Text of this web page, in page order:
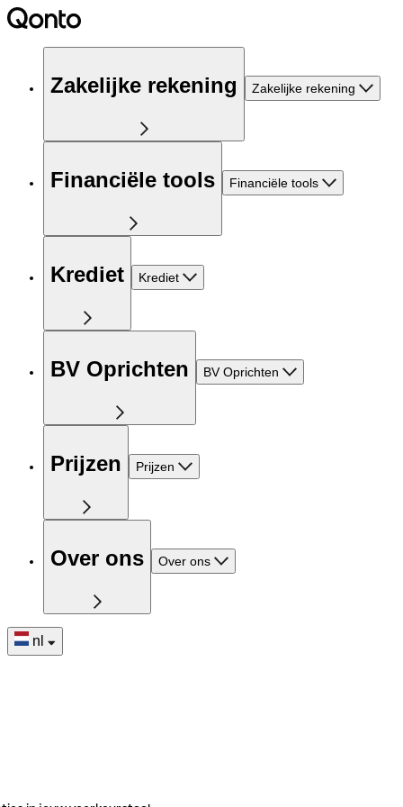
Zakelijke rekening Zakelijke rekening
Financiële tools Financiële tools
Krediet Krediet
BV Oprichten BV Oprichten
Prijzen Prijzen
Over ons Over ons
nl